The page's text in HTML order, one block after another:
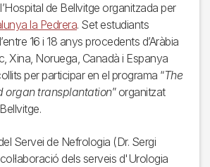
de Bellvitge organitzada per
la Pedrera. Set estudiants
16 i 18 anys procedents d’Aràbia
Xina, Noruega, Canadà i Espanya
per participar en el programa “The
organ transplantation” organitzat
Servei de Nefrologia (Dr. Sergi
dels serveis d'Urologia